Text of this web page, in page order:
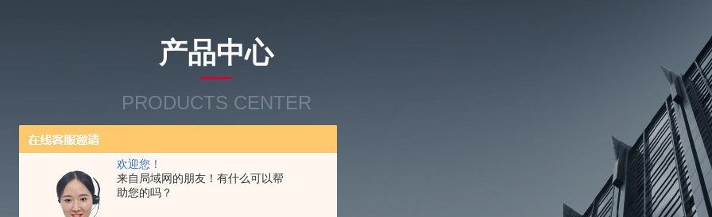
欢迎您！
来自局域网的朋友！有什么可以帮
助您的吗？
产品中心
PRODUCTS CENTER